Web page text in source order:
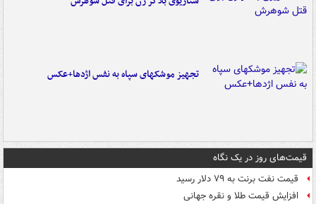
تجهیز موشکهای سپاه به نفس اژدها+عکس
قیمت‌های روز در یک نگاه
قیمت نفت برنت به ۷۹ دلار رسید
افزایش قیمت طلا و نقره جهانی